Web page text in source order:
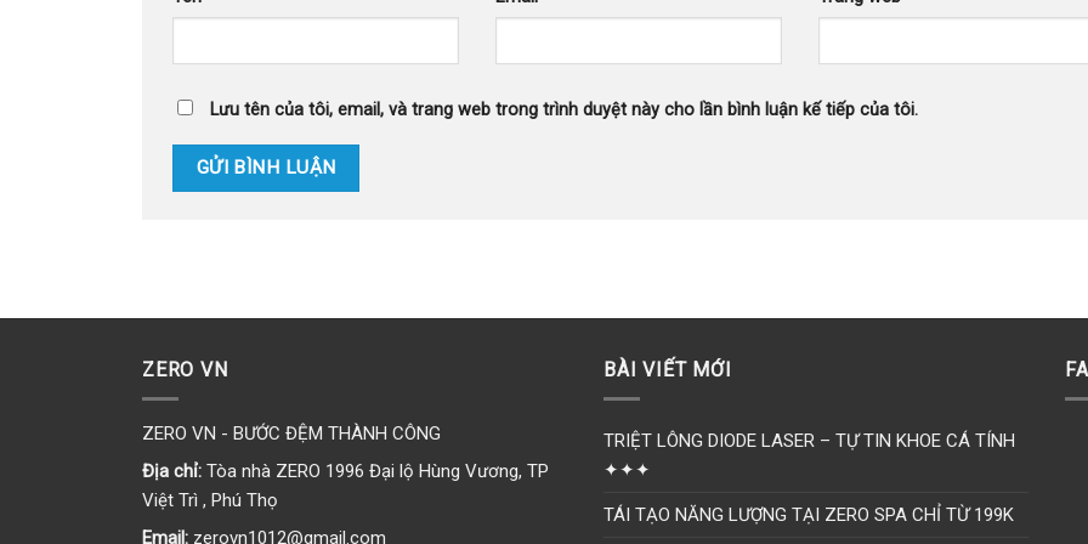
Lưu tên của tôi, email, và trang web trong trình duyệt này cho lần bình luận kế tiếp của tôi.
ZERO VN
ZERO VN - BƯỚC ĐỆM THÀNH CÔNG
Địa chỉ: Tòa nhà ZERO 1996 Đại lộ Hùng Vương, TP
Việt Trì , Phú Thọ
Email: zerovn1012@gmail.com
BÀI VIẾT MỚI
TRIỆT LÔNG DIODE LASER – TỰ TIN KHOE CÁ TÍNH
✦✦✦
TÁI TẠO NĂNG LƯỢNG TẠI ZERO SPA CHỈ TỪ 199K